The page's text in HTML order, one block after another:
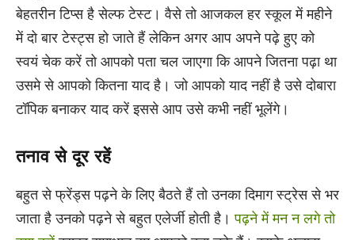
बेहतरीन टिप्स है सेल्फ टेस्ट। वैसे तो आजकल हर स्कूल में महीने
में दो बार टेस्ट्स हो जाते हैं लेकिन अगर आप अपने पढ़े हुए को
स्वयं चेक करें तो आपको पता चल जाएगा कि आपने जितना पढ़ा था
उसमे से आपको कितना याद है। जो आपको याद नहीं है उसे दोबारा
टॉपिक बनाकर याद करें इससे आप उसे कभी नहीं भूलेंगे।
तनाव से दूर रहें
बहुत से फ्रेंड्स पढ़ने के लिए बैठते हैं तो उनका दिमाग स्ट्रेस से भर
जाता है उनको पढ़ने से बहुत एलेर्जी होती है।पढ़ने में मन न लगे तो